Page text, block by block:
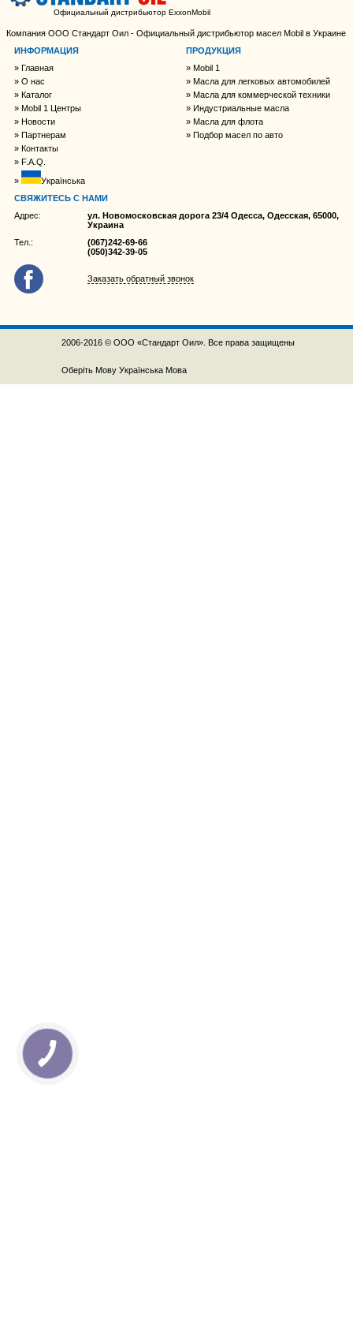
Официальный дистрибьютор ExxonMobil
Компания ООО Стандарт Оил - Официальный дистрибьютор масел Mobil в Украине
ИНФОРМАЦИЯ
Главная
О нас
Каталог
Mobil 1 Центры
Новости
Партнерам
Контакты
F.A.Q.
Українська
ПРОДУКЦИЯ
Mobil 1
Масла для легковых автомобилей
Масла для коммерческой техники
Индустриальные масла
Масла для флота
Подбор масел по авто
СВЯЖИТЕСЬ С НАМИ
Адрес:
ул. Новомосковская дорога 23/4 Одесса, Одесская, 65000,
Украина
Тел.:
(067)242-69-66
(050)342-39-05
Заказать обратный звонок
2006-2016 © ООО «Стандарт Оил». Все права защищены
Оберіть Мову Українська Мова